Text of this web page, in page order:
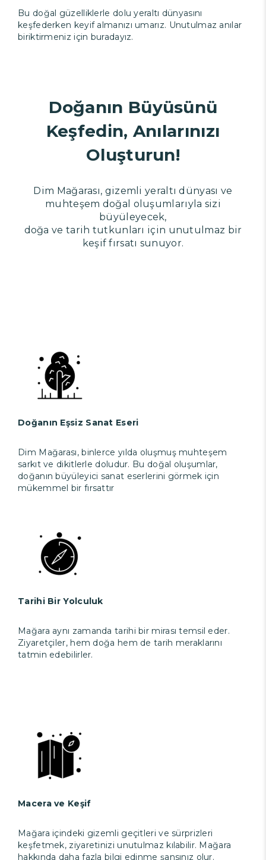
Bu doğal güzelliklerle dolu yeraltı dünyasını
keşfederken keyif almanızı umarız. Unutulmaz anılar
biriktirmeniz için buradayız.
Doğanın Büyüsünü
Keşfedin, Anılarınızı
Oluşturun!
Dim Mağarası, gizemli yeraltı dünyası ve
muhteşem doğal oluşumlarıyla sizi
büyüleyecek,
doğa ve tarih tutkunları için unutulmaz bir
keşif fırsatı sunuyor.
Doğanın Eşsiz Sanat Eseri
Dim Mağarası, binlerce yılda oluşmuş muhteşem
sarkıt ve dikitlerle doludur. Bu doğal oluşumlar,
doğanın büyüleyici sanat eserlerini görmek için
mükemmel bir fırsattır
Tarihi Bir Yolculuk
Mağara aynı zamanda tarihi bir mirası temsil eder.
Ziyaretçiler, hem doğa hem de tarih meraklarını
tatmin edebilirler.
Macera ve Keşif
Mağara içindeki gizemli geçitleri ve sürprizleri
keşfetmek, ziyaretinizi unutulmaz kılabilir. Mağara
hakkında daha fazla bilgi edinme şansınız olur.